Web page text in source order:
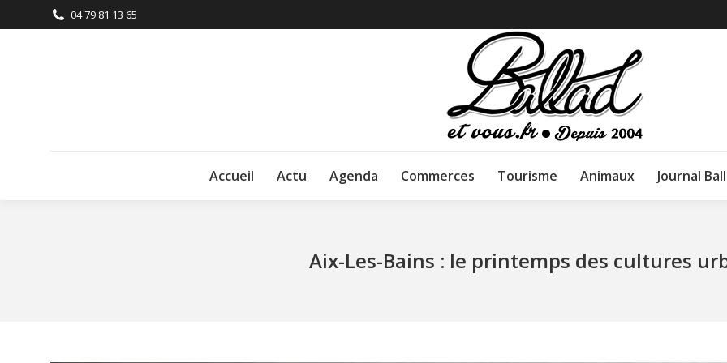
04 79 81 13 65
Accueil Actu Agenda Commerces Tourisme Animaux Journal
Aix-Les-Bains : le printemps des cultures